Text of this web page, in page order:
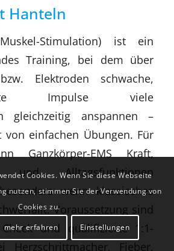
Hanteln
Muskel-Stimulation) ist ein
Training, bei dem über
Elektroden schwache,
Impulse viele
gleichzeitig anspannen –
von einfachen Übungen. Für
Ganzkörper-EMS Kraft,
und Alltagsfunktionen
wenn klassisches
Voraussetzung sind
und qualifizierte 1:1-
Herzschrittmacher, Fieber,
Cookies. Wenn Sie diese Webseite
nutzen, stimmen Sie der Verwendung von
Cookies zu.
mehr erfahren Einstellungen